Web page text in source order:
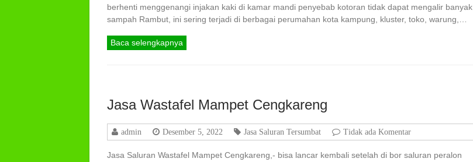
berhenti menggenangi injakan kaki di kamar mandi penyebab kotoran tidak dapat mengalir banyak
sampah Rambut, ini sering terjadi di berbagai perumahan kota kampung, kluster, toko, warung,…
Baca selengkapnya
Jasa Wastafel Mampet Cengkareng
admin Desember 5, 2022 Jasa Saluran Tersumbat Tidak ada Komentar
Jasa Saluran Wastafel Mampet Cengkareng,- bisa lancar kembali setelah di bor saluran peralon